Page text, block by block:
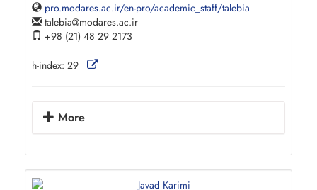
pro.modares.ac.ir/en-pro/academic_staff/talebia
talebia modares.ac.ir
+98 (21) 48 29 2173
h-index: 29
More